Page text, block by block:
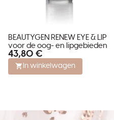
BEAUTYGEN RENEW EYE & LIP
voor de oog- en lipgebieden
43,80 €
In winkelwagen